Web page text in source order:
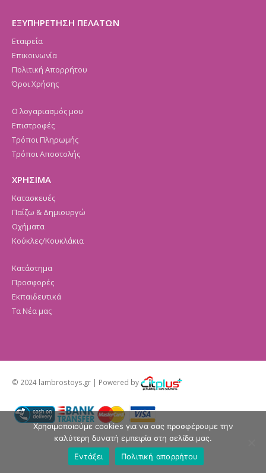
ΕΞΥΠΗΡΕΤΗΣΗ ΠΕΛΑΤΩΝ
Εταιρεία
Επικοινωνία
Πολιτική Απορρήτου
Όροι Χρήσης
Ο λογαριασμός μου
Επιστροφές
Τρόποι Πληρωμής
Τρόποι Αποστολής
ΧΡΗΣΙΜΑ
Κατασκευές
Παίζω & Δημιουργώ
Οχήματα
Κούκλες/Κουκλάκια
Κατάστημα
Προσφορές
Εκπαιδευτικά
Τα Νέα μας
© 2024 lambrostoys.gr | Powered by
Χρησιμοποιούμε cookies για να σας προσφέρουμε την
καλύτερη δυνατή εμπειρία στη σελίδα μας.
Εντάξει
Πολιτική απορρήτου